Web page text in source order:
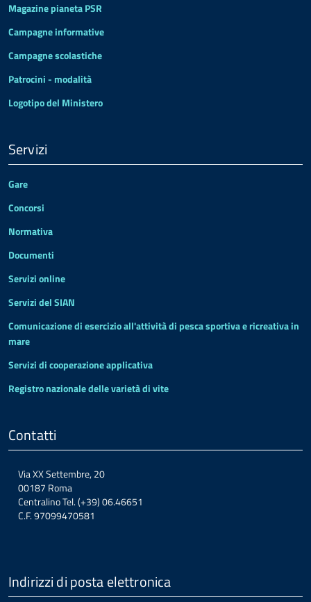
Magazine pianeta PSR
Campagne informative
Campagne scolastiche
Patrocini - modalità
Logotipo del Ministero
Servizi
Gare
Concorsi
Normativa
Documenti
Servizi online
Servizi del SIAN
Comunicazione di esercizio all'attività di pesca sportiva e ricreativa in
mare
Servizi di cooperazione applicativa
Registro nazionale delle varietà di vite
Contatti
Via XX Settembre, 20
00187 Roma
Centralino Tel. (+39) 06.46651
C.F. 97099470581
Indirizzi di posta elettronica